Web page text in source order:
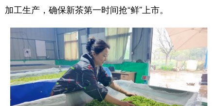
访谈 视频 图片
法律 中央文件 金融
食品 人居 信息化 数字经济
学术中国 乡村振兴 银龄 溯源中国
城市 旅游 能源 会展
加工生产，确保新茶第一时间抢“鲜”上市。